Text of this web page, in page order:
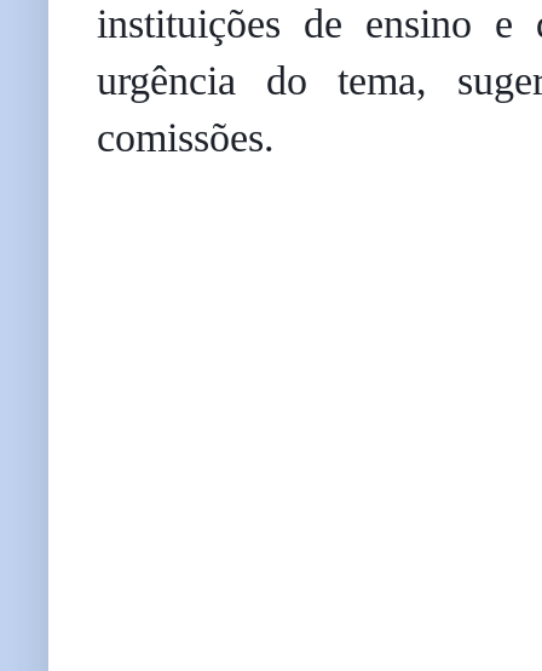
instituições de ensino e
urgência do tema,
comissões.